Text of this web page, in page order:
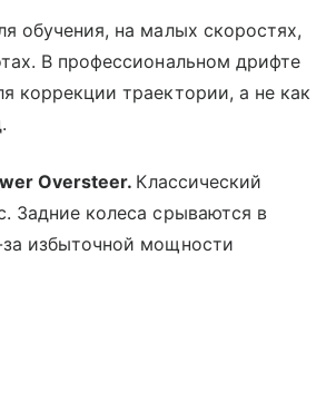
обучения, на малых скоростях,
В профессиональном дрифте
коррекции траектории, а не как
Oversteer. Классический
Задние колеса срываются в
за избыточной мощности